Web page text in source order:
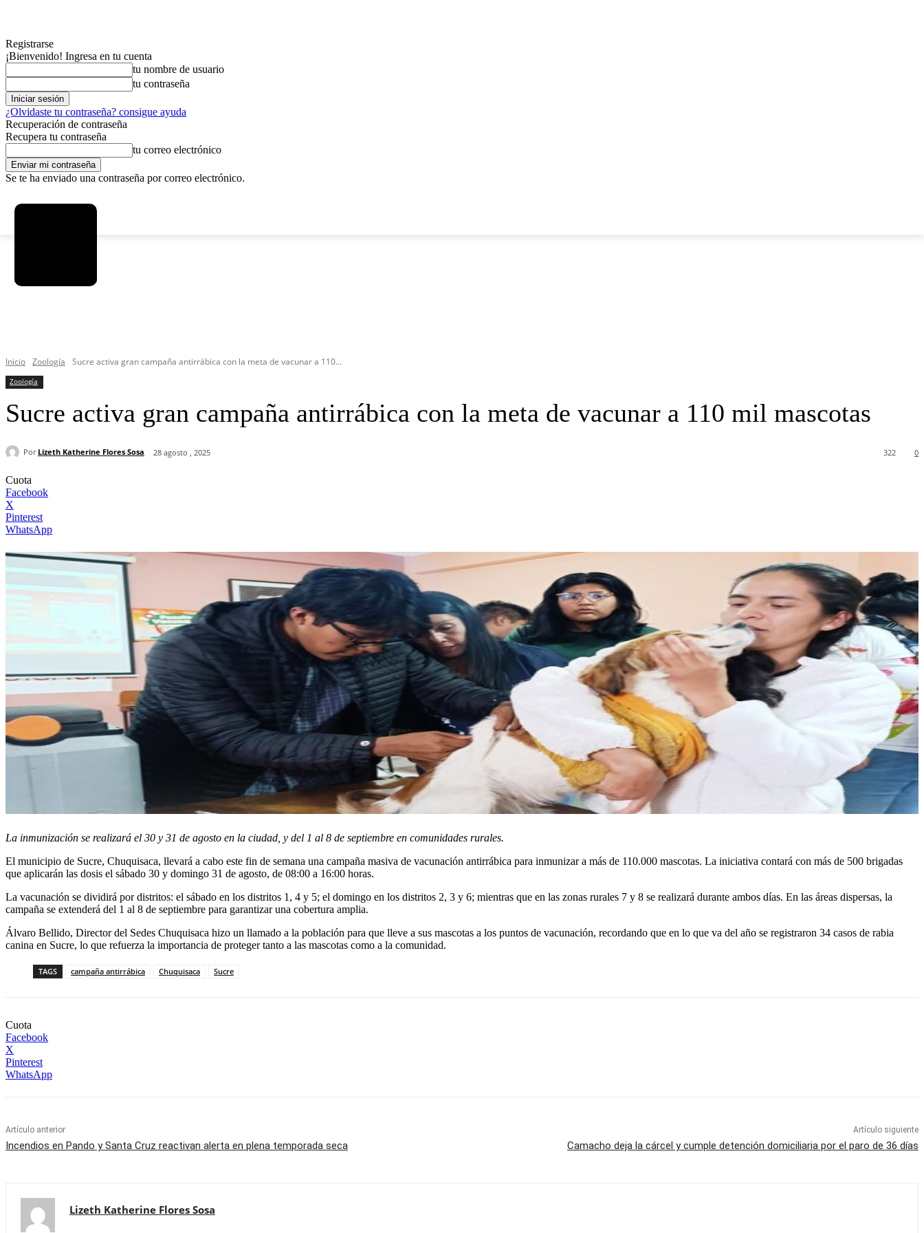
Registrarse
¡Bienvenido! Ingresa en tu cuenta
tu nombre de usuario
tu contraseña
¿Olvidaste tu contraseña? consigue ayuda
Recuperación de contraseña
Recupera tu contraseña
tu correo electrónico
Se te ha enviado una contraseña por correo electrónico.
Inicio Zoología Sucre activa gran campaña antirrábica con la meta de vacunar a 110...
Zoología
Sucre activa gran campaña antirrábica con la meta de vacunar a 110 mil mascotas
Por Lizeth Katherine Flores Sosa 28 agosto , 2025 0
322
Cuota
Facebook
X
Pinterest
WhatsApp
La inmunización se realizará el 30 y 31 de agosto en la ciudad, y del 1 al 8 de septiembre en comunidades rurales.
El municipio de Sucre, Chuquisaca, llevará a cabo este fin de semana una campaña masiva de vacunación antirrábica para inmunizar a más de 110.000 mascotas. La iniciativa contará con más de 500 brigadas
que aplicarán las dosis el sábado 30 y domingo 31 de agosto, de 08:00 a 16:00 horas.
La vacunación se dividirá por distritos: el sábado en los distritos 1, 4 y 5; el domingo en los distritos 2, 3 y 6; mientras que en las zonas rurales 7 y 8 se realizará durante ambos días. En las áreas dispersas, la
campaña se extenderá del 1 al 8 de septiembre para garantizar una cobertura amplia.
Álvaro Bellido, Director del Sedes Chuquisaca hizo un llamado a la población para que lleve a sus mascotas a los puntos de vacunación, recordando que en lo que va del año se registraron 34 casos de rabia
canina en Sucre, lo que refuerza la importancia de proteger tanto a las mascotas como a la comunidad.
TAGS campaña antirrábica Chuquisaca Sucre
Cuota
Facebook
X
Pinterest
WhatsApp
Artículo anterior
Incendios en Pando y Santa Cruz reactivan alerta en plena temporada seca
Artículo siguiente
Camacho deja la cárcel y cumple detención domiciliaria por el paro de 36 días
Lizeth Katherine Flores Sosa